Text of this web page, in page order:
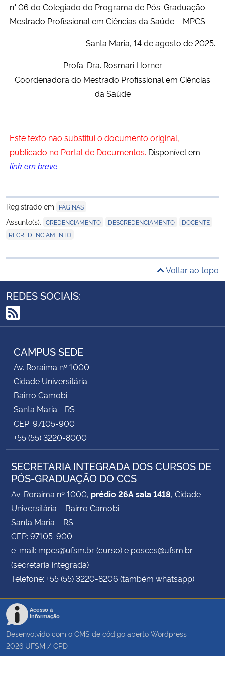
n° 06 do Colegiado do Programa de Pós-Graduação
Mestrado Profissional em Ciências da Saúde – MPCS.
Santa Maria, 14 de agosto de 2025.
Profa. Dra. Rosmari Horner
Coordenadora do Mestrado Profissional em Ciências
da Saúde
Este texto não substitui o documento original,
publicado no Portal de Documentos. Disponível em:
link em breve
Registrado em PÁGINAS
Assunto(s): CREDENCIAMENTO DESCREDENCIAMENTO DOCENTE
RECREDENCIAMENTO
Voltar ao topo
REDES SOCIAIS:
RSS
CAMPUS SEDE
Av. Roraima nº 1000
Cidade Universitária
Bairro Camobi
Santa Maria - RS
CEP: 97105-900
+55 (55) 3220-8000
SECRETARIA INTEGRADA DOS CURSOS DE
PÓS-GRADUAÇÃO DO CCS
Av. Roraima nº 1000, prédio 26A sala 1418, Cidade
Universitária – Bairro Camobi
Santa Maria – RS
CEP: 97105-900
e-mail: mpcs@ufsm.br (curso) e posccs@ufsm.br
(secretaria integrada)
Telefone: +55 (55) 3220-8206 (também whatsapp)
Acesso à
Informação
Desenvolvido com o CMS de código aberto Wordpress
2026 UFSM / CPD